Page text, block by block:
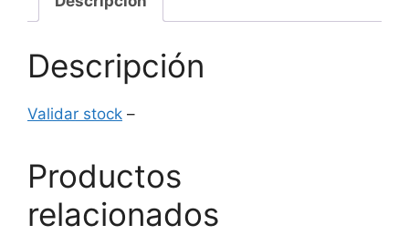
Descripción
Validar stock –
Productos
relacionados